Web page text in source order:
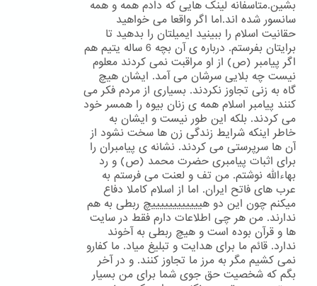
بشین.متاسفانه لینک هایی که دادم همه و همه
سانسور شده اند.اما اگر واقعا می خواهید
حقانیت اسلام را ببینید ایمیلتان را بدهید تا
برایتان بفرستم. درباره ی آن بچه 6 ساله یتیم هم
اگر پیامبر (ص) از او مراقبت نمی کردند معلوم
نیست چه بلایی سرشان می آمد. ایشان هیچ
گاه به زنی تجاوز نکردند. بسیاری از مردم فکر می
کنند پیامبر اسلام همه ی زنان بیوه را همسر خود
می کردند. بلکه این طور نیست و ایشان به
خاطر اینکه شرایط زندگی زن ها سخت نشود از
آن ها سرپرستی می کردند. نشانه ی پیامبران را
برای اثبات پیامبری حضرت محمد (ص) و رد
بهاءالله نوشتم. من تف و لعنت می فرستم به
عرب های فاتح ایران. اما از اسلام کاملا دفاع
میکنم چون این دو هییییییییییییچ ربطی به هم
ندارند. من هر چی اطلاعات دارم فقط در سایت
ها و قرآن بوده است و هیچ ربطی به آخوند
ندارد. قائم ما برای هدایت و تبلیغ میاد. ما کفارو
نمی کشیم مگر به مرز ما تجاوز کنند. و در آخر
بگم که شخصیت حق جوی شما برای من بسیار